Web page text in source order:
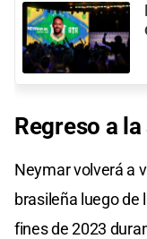
Regreso a la
Neymar volverá a
brasileña luego de
fines de 2023